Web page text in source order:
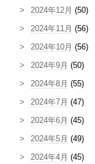
2024年12月 (50)
2024年11月 (56)
2024年10月 (56)
2024年9月 (50)
2024年8月 (55)
2024年7月 (47)
2024年6月 (45)
2024年5月 (49)
2024年4月 (45)